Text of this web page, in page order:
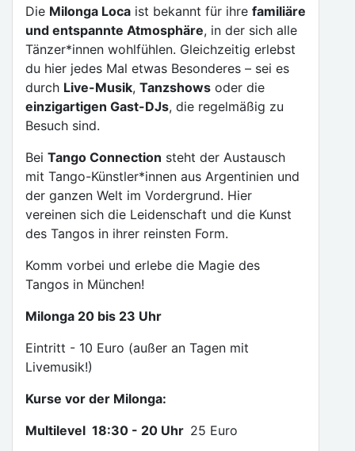
Die Milonga Loca ist bekannt für ihre familiäre
und entspannte Atmosphäre, in der sich alle
Tänzer*innen wohlfühlen. Gleichzeitig erlebst
du hier jedes Mal etwas Besonderes – sei es
durch Live-Musik, Tanzshows oder die
einzigartigen Gast-DJs, die regelmäßig zu
Besuch sind.
Bei Tango Connection steht der Austausch
mit Tango-Künstler*innen aus Argentinien und
der ganzen Welt im Vordergrund. Hier
vereinen sich die Leidenschaft und die Kunst
des Tangos in ihrer reinsten Form.
Komm vorbei und erlebe die Magie des
Tangos in München!
Milonga 20 bis 23 Uhr
Eintritt - 10 Euro (außer an Tagen mit
Livemusik!)
Kurse vor der Milonga:
Multilevel 18:30 - 20 Uhr 25 Euro